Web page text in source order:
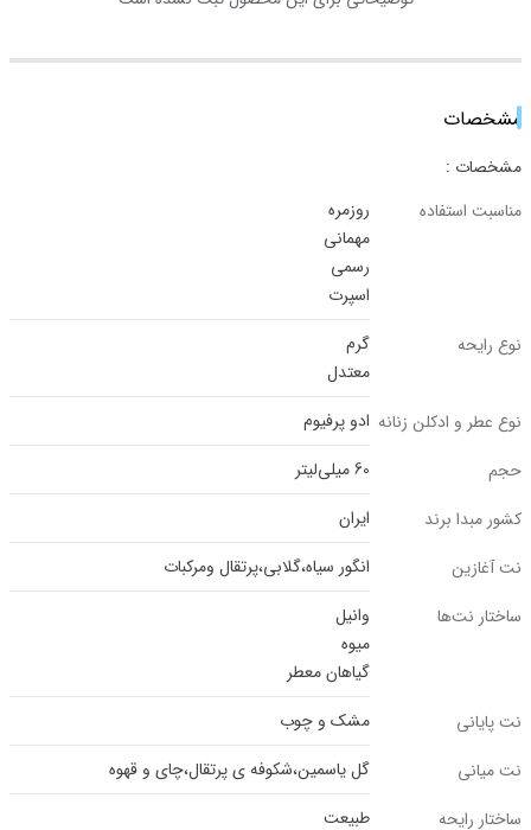
مشخصات
مشخصات :
مناسبت استفاده
روزمره
مهمانی
رسمی
اسپرت
نوع رایحه
گرم
معتدل
نوع عطر و ادکلن زنانه ادو پرفیوم
حجم
60 میلی‌لیتر
کشور مبدا برند
ایران
نت آغازین
انگور سیاه،گلابی،پرتقال ومرکبات
ساختار نت‌ها
وانیل
میوه
گیاهان معطر
نت پایانی
مشک و چوب
نت میانی
گل یاسمین،شکوفه ی پرتقال،چای و قهوه
ساختار رایحه
طبیعت